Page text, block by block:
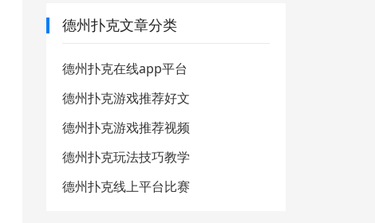
德州扑克文章分类
德州扑克在线app平台
德州扑克游戏推荐好文
德州扑克游戏推荐视频
德州扑克玩法技巧教学
德州扑克线上平台比赛